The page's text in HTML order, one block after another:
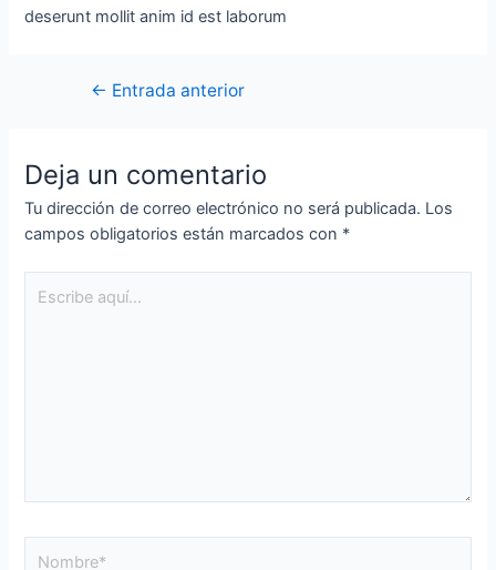
deserunt mollit anim id est laborum
← Entrada anterior
Deja un comentario
Tu dirección de correo electrónico no será publicada. Los
campos obligatorios están marcados con *
aquí...